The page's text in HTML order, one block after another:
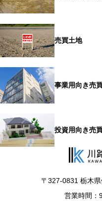
売買土地
事業用向き売
投資用向き売
〒327-0831 栃木
営業時間：